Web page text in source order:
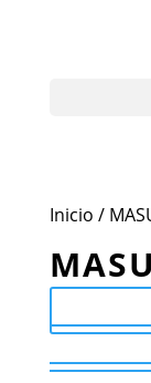
Inicio /